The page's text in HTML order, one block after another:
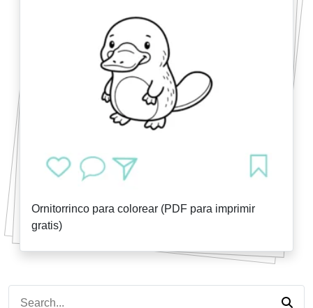
Ornitorrinco para colorear (PDF para imprimir
gratis)